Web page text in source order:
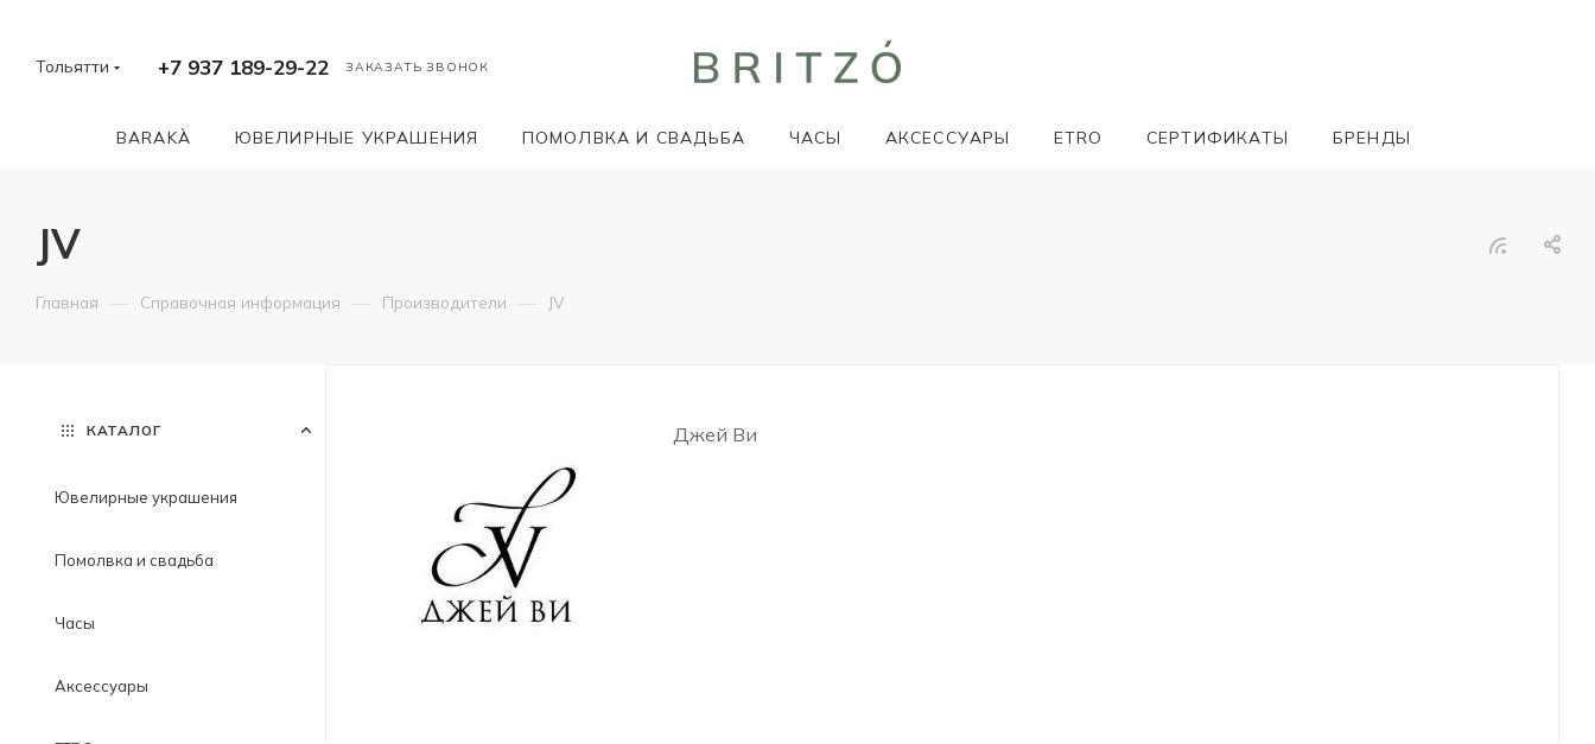
Тольятти +7 937 189-29-22 ЗАКАЗАТЬ ЗВОНОК
BARAKÀ ЮВЕЛИРНЫЕ УКРАШЕНИЯ ПОМОЛВКА И СВАДЬБА ЧАСЫ АКСЕССУАРЫ ETRO СЕРТИФИКАТЫ БРЕНДЫ
JV
Главная — Справочная информация — Производители — JV
Джей Ви
КАТАЛОГ
Ювелирные украшения
Помолвка и свадьба
Часы
Аксессуары